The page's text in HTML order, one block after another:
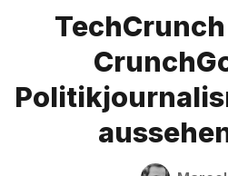
Signup
Bitte geben Sie